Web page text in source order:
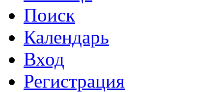
Поиск
Календарь
Вход
Регистрация